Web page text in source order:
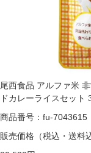
尾西食品 アルファ米
ドカレーライスセット
商品番号：fu-7043615
販売価格 （税込・送料